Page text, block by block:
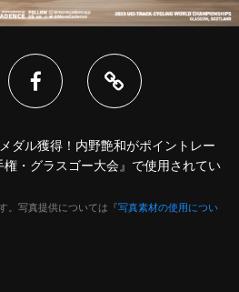
ダル獲得！内野艶和がポイントレー
・グラスゴー大会』で使用されてい
。写真提供については『写真素材の使用につい